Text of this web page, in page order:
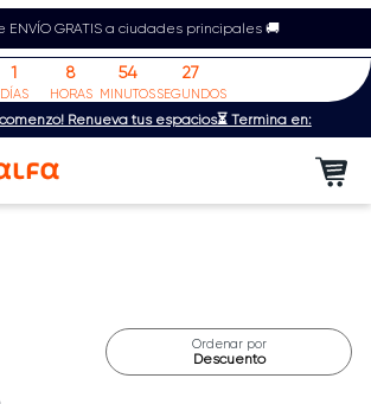
ENVÍO GRATIS a ciudades principales 🚚
Renueva tus espacios⏳ Termina en:
1
DÍAS
8
HORAS
54
MINUTOS
27
SEGUNDOS
Ordenar por
Descuento